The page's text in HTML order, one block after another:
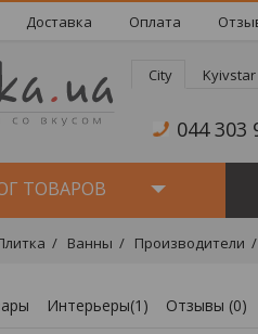
Доставка Оплата
City Kyivstar
044 303
ТОВАРОВ
Ванны Производители
Интерьеры(1) Отзывы (0)